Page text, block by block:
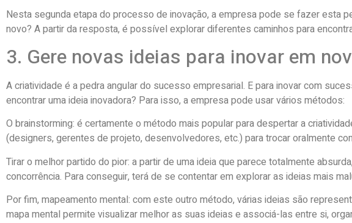
Nesta segunda etapa do processo de inovação, a empresa pode se fazer esta
novo? A partir da resposta, é possível explorar diferentes caminhos para
3. Gere novas ideias para inovar em
A criatividade é a pedra angular do sucesso empresarial. E para inovar com
encontrar uma ideia inovadora? Para isso, a empresa pode usar vários métodos:
O brainstorming: é certamente o método mais popular para despertar a
(designers, gerentes de projeto, desenvolvedores, etc.) para trocar oralmente
Tirar o melhor partido do pior: a partir de uma ideia que parece totalmente
concorrência. Para conseguir, terá de se contentar em explorar as ideias mais
Por fim, mapeamento mental: com este outro método, várias ideias são
mapa mental permite visualizar melhor as suas ideias e associá-las entre si,